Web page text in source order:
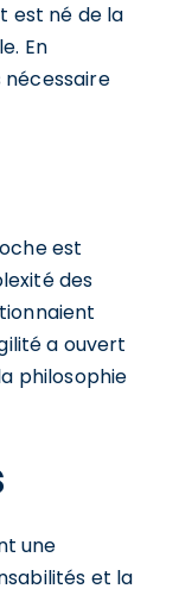
est né de la
En
est
des
a ouvert
philosophie
une
et la